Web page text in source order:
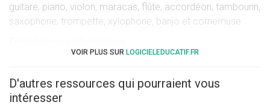
guitare, piano, violon, maracas, flûte, accordéon, tambourin,
saxophone, trompette, xylophone, banjo et cornemuse.
Voici la version améliorée d'un type de jeu qui a connu son
d'acquérir ou de perfectionner son vocabulaire sur un
thème donné (les instruments dans le cas présent), de
VOIR PLUS SUR LOGICIELEDUCATIF.FR
D'autres ressources qui pourraient vous
intéresser